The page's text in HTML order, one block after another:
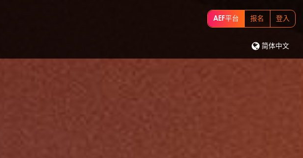
AEF平台 报名 登入
简体中文